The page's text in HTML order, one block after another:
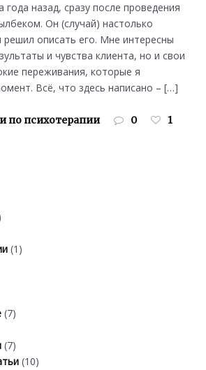
года назад, сразу после проведения
Он (случай) настолько
решил описать его. Мне интересны
и чувства клиента, но и свои
переживания, которые я
Всё, что здесь написано – […]
по психотерапии 0 1
(1)
(7)
(7)
(10)